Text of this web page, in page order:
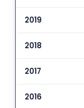
2019
2018
2017
2016